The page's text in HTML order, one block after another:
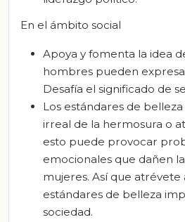
En el ámbito social
Apoya y fomenta la idea
hombres pueden
Desafía el significado de
Los estándares de
irreal de la hermosura o
esto puede provocar
emocionales que dañen
mujeres. Así que atrévete
estándares de belleza
sociedad.